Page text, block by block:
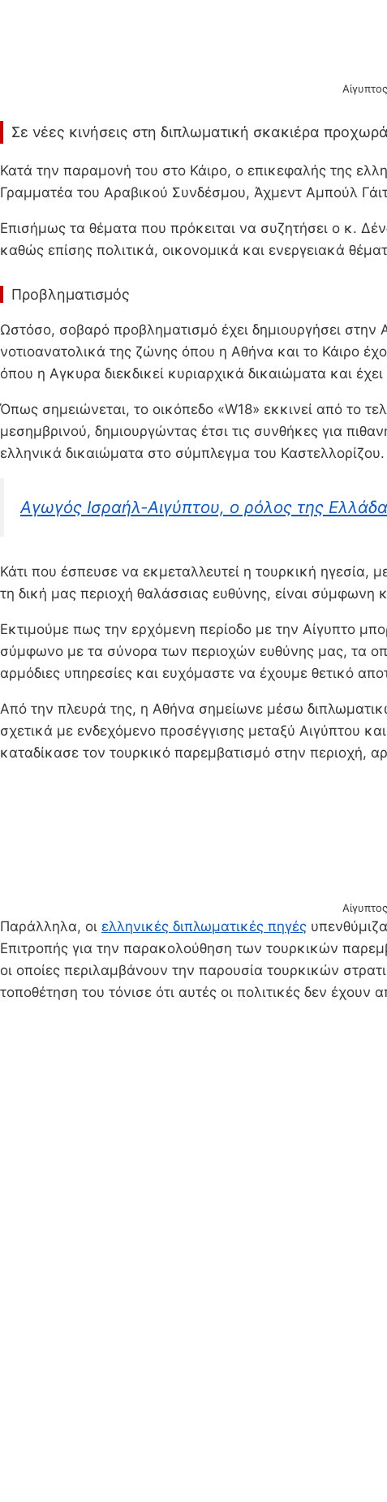
Σε νέες κινήσεις στη διπλωματική σκακιέρα
Κατά την παραμονή του στο Κάιρο, ο επικεφαλής της
Γραμματέα του Αραβικού Συνδέσμου, Άχμεντ Αμπούλ
Επισήμως τα θέματα που πρόκειται να συζητήσει ο κ.
καθώς επίσης πολιτικά, οικονομικά και ενεργειακά
Προβληματισμός
Ωστόσο, σοβαρό προβληματισμό έχει δημιουργήσει
νοτιοανατολικά της ζώνης όπου η Αθήνα και το Κάιρο
όπου η Αγκυρα διεκδικεί κυριαρχικά δικαιώματα και
Όπως σημειώνεται, το οικόπεδο «W18» εκκινεί από το
μεσημβρινού, δημιουργώντας έτσι τις συνθήκες για
ελληνικά δικαιώματα στο σύμπλεγμα του Καστελλορίζου.
Αγωγός Ισραήλ-Αιγύπτου, ο ρόλος της
Κάτι που έσπευσε να εκμεταλλευτεί η τουρκική
τη δική μας περιοχή θαλάσσιας ευθύνης, είναι
Εκτιμούμε πως την ερχόμενη περίοδο με την Αίγυπτο
σύμφωνο με τα σύνορα των περιοχών ευθύνης μας, τα
αρμόδιες υπηρεσίες και ευχόμαστε να έχουμε θετικό
Από την πλευρά της, η Αθήνα σημείωνε μέσω
σχετικά με ενδεχόμενο προσέγγισης μεταξύ Αιγύπτου
καταδίκασε τον τουρκικό παρεμβατισμό στην περιοχή,
Παράλληλα, οι ελληνικές διπλωματικές πηγές
Επιτροπής για την παρακολούθηση των τουρκικών
οι οποίες περιλαμβάνουν την παρουσία τουρκικών
τοποθέτηση του τόνισε ότι αυτές οι πολιτικές δεν